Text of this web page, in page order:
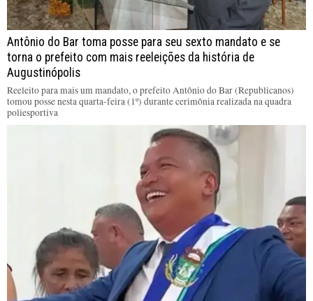
Antônio do Bar toma posse para seu sexto mandato e se
torna o prefeito com mais reeleições da história de
Augustinópolis
Reeleito para mais um mandato, o prefeito Antônio do Bar (Republicanos)
tomou posse nesta quarta-feira (1º) durante cerimônia realizada na quadra
poliesportiva